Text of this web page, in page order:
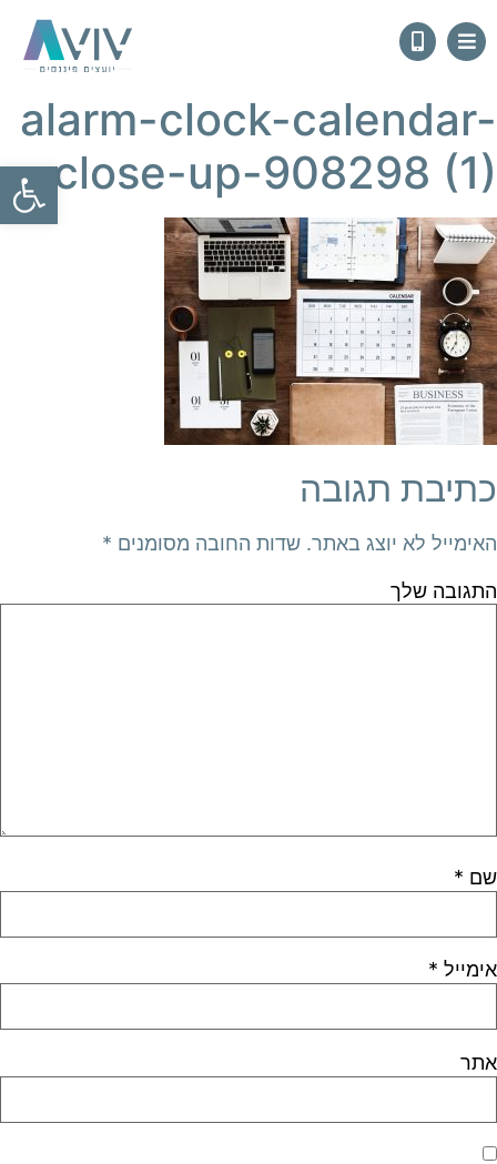
alarm-clock-calendar-
close-up-908298 (1)
כתיבת תגובה
האימייל לא יוצג באתר. שדות החובה מסומנים *
התגובה שלך
שם *
אימייל *
אתר